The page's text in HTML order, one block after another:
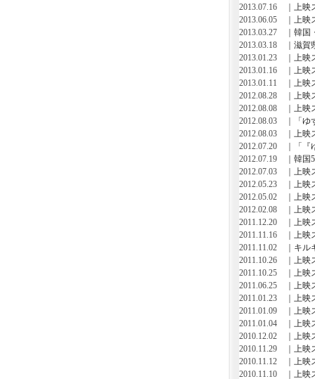
2013.07.16 ｜ 上映
2013.06.05 ｜ 上映
2013.03.27 ｜ 韓国
2013.03.18 ｜ 滋賀
2013.01.23 ｜ 上映
2013.01.16 ｜ 上映
2013.01.11 ｜ 上映
2012.08.28 ｜ 上映
2012.08.08 ｜ 上映
2012.08.03 ｜
「
2012.08.03 ｜ 上映
2012.07.20 ｜
「
2012.07.19 ｜ 韓国
2012.07.03 ｜ 上映
2012.05.23 ｜ 上映
2012.05.02 ｜ 上映
2012.02.08 ｜ 上映
2011.12.20 ｜ 上映
2011.11.16 ｜ 上映
2011.11.02 ｜ キル
2011.10.26 ｜ 上映
2011.10.25 ｜ 上映
2011.06.25 ｜ 上映
2011.01.23 ｜ 上映
2011.01.09 ｜ 上映
2011.01.04 ｜ 上映
2010.12.02 ｜ 上映
2010.11.29 ｜ 上映
2010.11.12 ｜ 上映
2010.11.10 ｜ 上映